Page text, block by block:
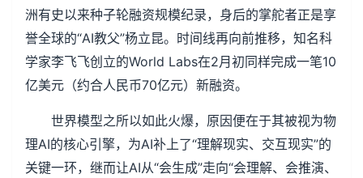
洲有史以来种子轮融资规模纪录，身后的掌舵者正是享
誉全球的“AI教父”杨立昆。时间线再向前推移，知名科
学家李飞飞创立的World Labs在2月初同样完成一笔10
亿美元（约合人民币70亿元）新融资。
世界模型之所以如此火爆，原因便在于其被视为物
理AI的核心引擎，为AI补上了“理解现实、交互现实”的
关键一环，继而让AI从“会生成”走向“会理解、会推演、